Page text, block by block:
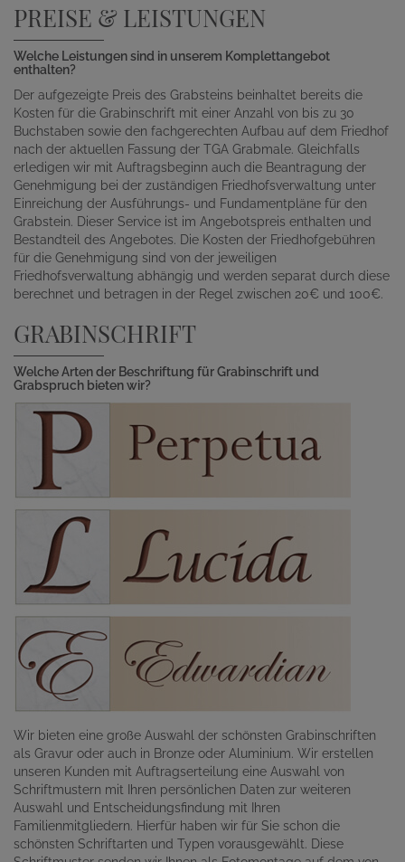
PREISE & LEISTUNGEN
Welche Leistungen sind in unserem Komplettangebot
enthalten?
Der aufgezeigte Preis des Grabsteins beinhaltet bereits die
Kosten für die Grabinschrift mit einer Anzahl von bis zu 30
Buchstaben sowie den fachgerechten Aufbau auf dem Friedhof
nach der aktuellen Fassung der TGA Grabmale. Gleichfalls
erledigen wir mit Auftragsbeginn auch die Beantragung der
Genehmigung bei der zuständigen Friedhofsverwaltung unter
Einreichung der Ausführungs- und Fundamentpläne für den
Grabstein. Dieser Service ist im Angebotspreis enthalten und
Bestandteil des Angebotes. Die Kosten der Friedhofgebühren
für die Genehmigung sind von der jeweiligen
Friedhofsverwaltung abhängig und werden separat durch diese
berechnet und betragen in der Regel zwischen 20€ und 100€.
GRABINSCHRIFT
Welche Arten der Beschriftung für Grabinschrift und
Grabspruch bieten wir?
Wir bieten eine große Auswahl der schönsten Grabinschriften
als Gravur oder auch in Bronze oder Aluminium. Wir erstellen
unseren Kunden mit Auftragserteilung eine Auswahl von
Schriftmustern mit Ihren persönlichen Daten zur weiteren
Auswahl und Entscheidungsfindung mit Ihren
Familienmitgliedern. Hierfür haben wir für Sie schon die
schönsten Schriftarten und Typen vorausgewählt. Diese